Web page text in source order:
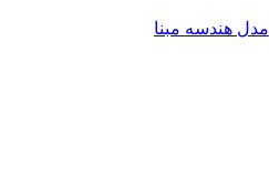
مدل هندسه مبنا